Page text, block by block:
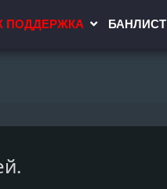
ПОДДЕРЖКА БАНЛИСТ